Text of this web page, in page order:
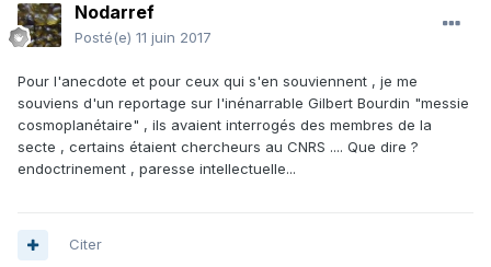
jeune et les adultes ne poussent pas leur enfants dans
cette voie.
difficilement car il n y a pas d autres alternatives possible
aujourd’hui.
Nodarref
Posté(e) 11 juin 2017
Pour l'anecdote et pour ceux qui s'en souviennent , je me
souviens d'un reportage sur l'inénarrable Gilbert Bourdin "messie
cosmoplanétaire" , ils avaient interrogés des membres de la
secte , certains étaient chercheurs au CNRS .... Que dire ?
endoctrinement , paresse intellectuelle...
Citer